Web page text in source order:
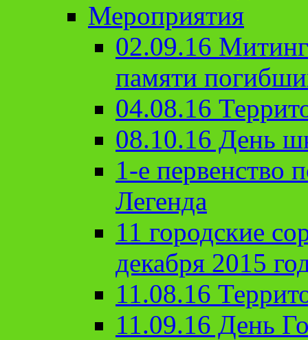
Мероприятия
02.09.16
памяти
04.08.16
08.10.16 День
1-е первенство
Легенда
11 городские
декабря 2015
11.08.16
11.09.16 День